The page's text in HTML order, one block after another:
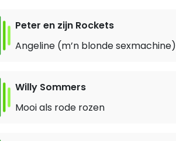
Peter en zijn Rockets
Angeline (m’n blonde sexmachine)
Willy Sommers
Mooi als rode rozen